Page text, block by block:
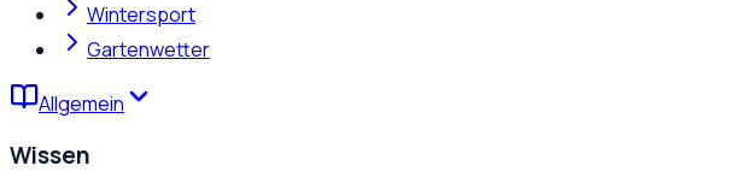
Wintersport
Gartenwetter
Allgemein
Wissen